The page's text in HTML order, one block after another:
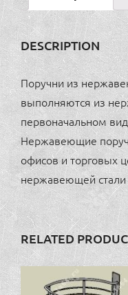
DESCRIPTION
Поручни из
выполняются из
первоначальном
Нержавеющие
офисов и торговых
нержавеющей стали
RELATED